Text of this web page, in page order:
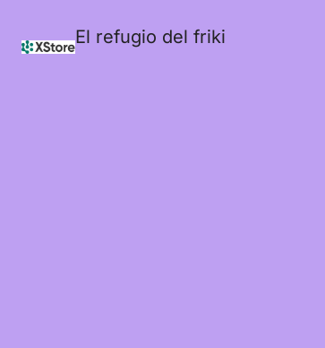
El refugio del friki